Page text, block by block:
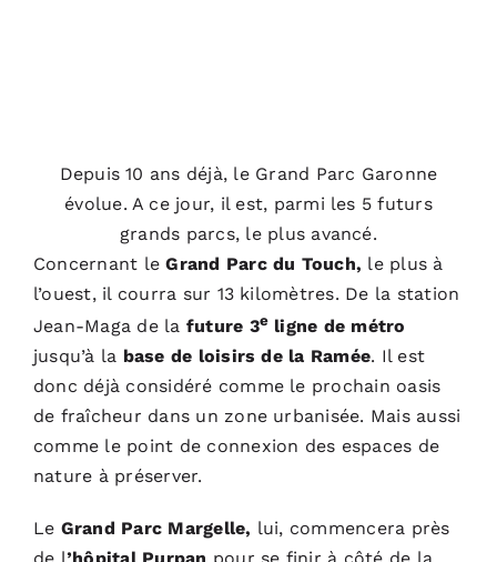
Depuis 10 ans déjà, le Grand Parc Garonne
évolue. A ce jour, il est, parmi les 5 futurs
grands parcs, le plus avancé.
Concernant leGrand Parc du Touch, le plus à
l’ouest, il courra sur 13 kilomètres. De la station
Jean-Maga de la future 3e ligne de métro
jusqu’à la base de loisirs de la Ramée. Il est
donc déjà considéré comme le prochain oasis
de fraîcheur dans un zone urbanisée. Mais aussi
comme le point de connexion des espaces de
nature à préserver.
Le Grand Parc Margelle, lui, commencera près